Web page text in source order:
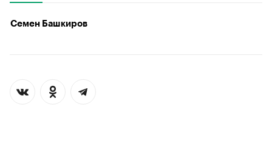
Семен Башкиров